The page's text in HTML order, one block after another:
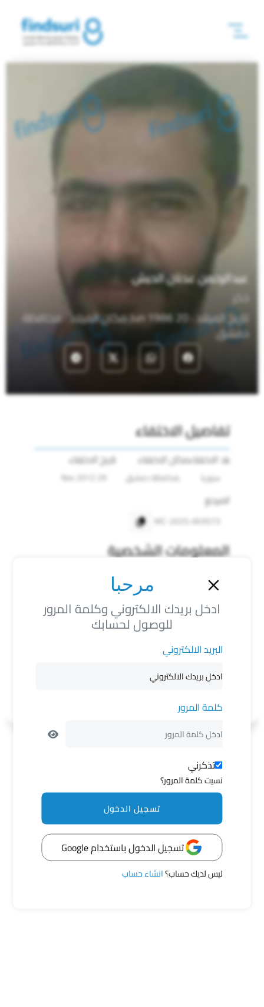
مرحبا
ادخل بريدك الالكتروني وكلمة المرور
للوصول لحسابك
البريد الالكتروني
كلمة المرور
تذكرني
نسيت كلمة المرور؟
تسجيل الدخول
تسجيل الدخول باستخدام Google
ليس لديك حساب؟انشاء حساب
عبدالرحمن عدنان الحبش
تاريخ الميلاد : 20 Jun 1986 مكان الميلاد : محافظة
دمشق
تفاصيل الاختفاء
بلد الاختفاء
سوريا
مكان الاختفاء
محافظة دمشق
تاريخ الاختفاء
29 Nov 2012
المرجع
MC-2025-003573
المعلومات الشخصية
من مكان عمله في مدينة جرمانا هو وابن خالته مطيع
لون الشعر لون العين لون البشرة
العلامات المميزة
لا يوجد
منشورات مرتبطة
عبر بحرية عن مشاعرك